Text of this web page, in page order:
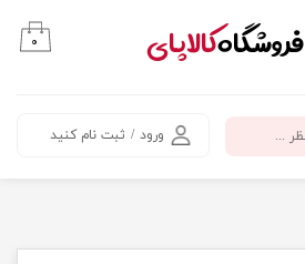
​فروشگاهکالاپای
ورود / ثبت نام کنید
۰